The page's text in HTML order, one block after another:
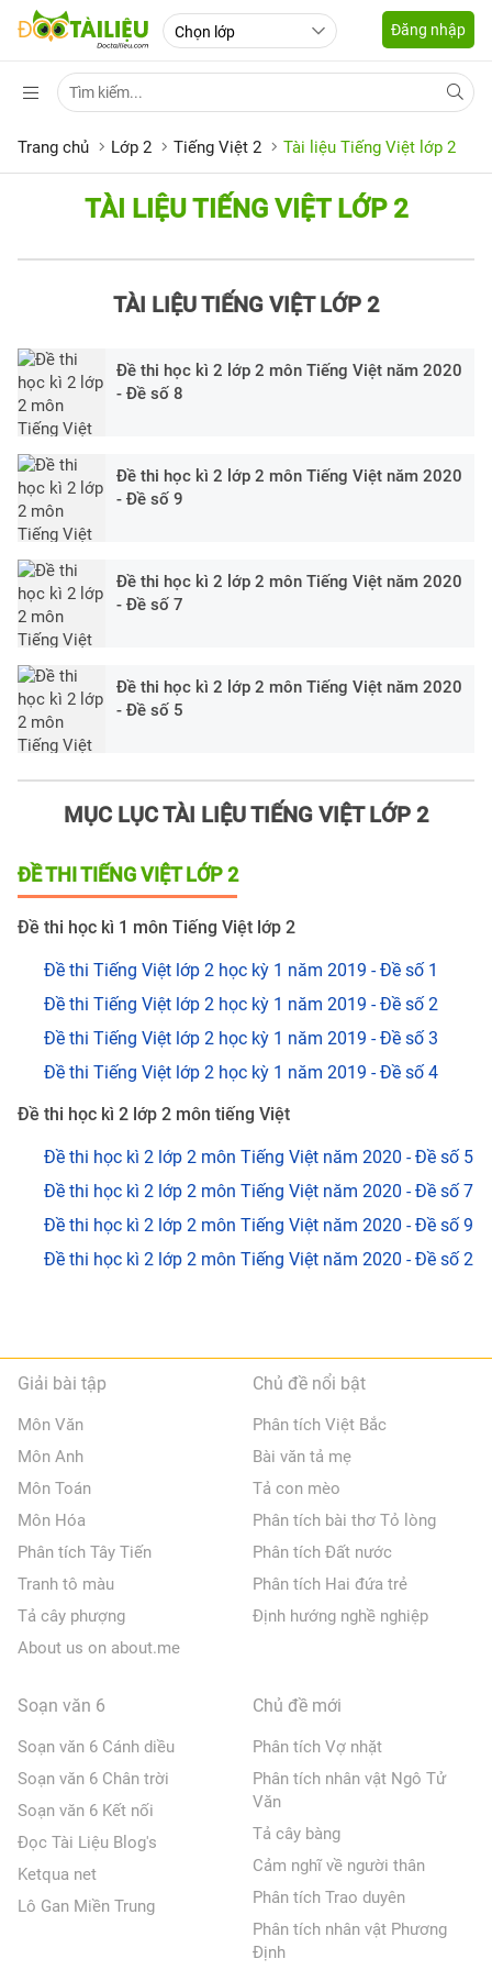
Đăng nhập
Trang chủ Lớp 2 Tiếng Việt 2 Tài liệu Tiếng Việt lớp 2
TÀI LIỆU TIẾNG VIỆT LỚP 2
TÀI LIỆU TIẾNG VIỆT LỚP 2
Đề thi học kì 2 lớp 2 môn Tiếng Việt năm 2020
- Đề số 8
Đề thi học kì 2 lớp 2 môn Tiếng Việt năm 2020
- Đề số 9
Đề thi học kì 2 lớp 2 môn Tiếng Việt năm 2020
- Đề số 7
Đề thi học kì 2 lớp 2 môn Tiếng Việt năm 2020
- Đề số 5
MỤC LỤC TÀI LIỆU TIẾNG VIỆT LỚP 2
ĐỀ THI TIẾNG VIỆT LỚP 2
Đề thi học kì 1 môn Tiếng Việt lớp 2
Đề thi Tiếng Việt lớp 2 học kỳ 1 năm 2019 - Đề số 1
Đề thi Tiếng Việt lớp 2 học kỳ 1 năm 2019 - Đề số 2
Đề thi Tiếng Việt lớp 2 học kỳ 1 năm 2019 - Đề số 3
Đề thi Tiếng Việt lớp 2 học kỳ 1 năm 2019 - Đề số 4
Đề thi học kì 2 lớp 2 môn tiếng Việt
Đề thi học kì 2 lớp 2 môn Tiếng Việt năm 2020 - Đề số 5
Đề thi học kì 2 lớp 2 môn Tiếng Việt năm 2020 - Đề số 7
Đề thi học kì 2 lớp 2 môn Tiếng Việt năm 2020 - Đề số 9
Đề thi học kì 2 lớp 2 môn Tiếng Việt năm 2020 - Đề số 2
Giải bài tập
Môn Văn
Môn Anh
Môn Toán
Môn Hóa
Phân tích Tây Tiến
Tranh tô màu
Tả cây phượng
About us on about.me
Chủ đề nổi bật
Phân tích Việt Bắc
Bài văn tả mẹ
Tả con mèo
Phân tích bài thơ Tỏ lòng
Phân tích Đất nước
Phân tích Hai đứa trẻ
Định hướng nghề nghiệp
Soạn văn 6
Soạn văn 6 Cánh diều
Soạn văn 6 Chân trời
Soạn văn 6 Kết nối
Đọc Tài Liệu Blog's
Ketqua net
Lô Gan Miền Trung
Chủ đề mới
Phân tích Vợ nhặt
Phân tích nhân vật Ngô Tử
Văn
Tả cây bàng
Cảm nghĩ về người thân
Phân tích Trao duyên
Phân tích nhân vật Phương
Định